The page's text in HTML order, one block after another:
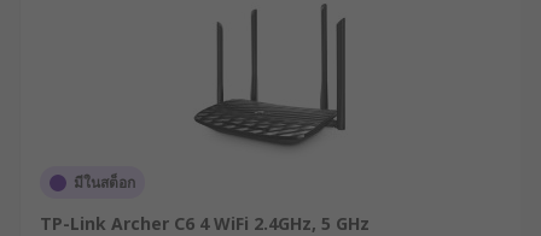
และมีระบบจัดการการเชื่อมต่อที่รองรับการ
คู่มือการเลือกเราเตอร์
อินเทอร์เน็ตให้เหมาะกับ
ความต้องการ
มีในสต็อก
TP-Link Archer C6 4 WiFi 2.4GHz, 5 GHz